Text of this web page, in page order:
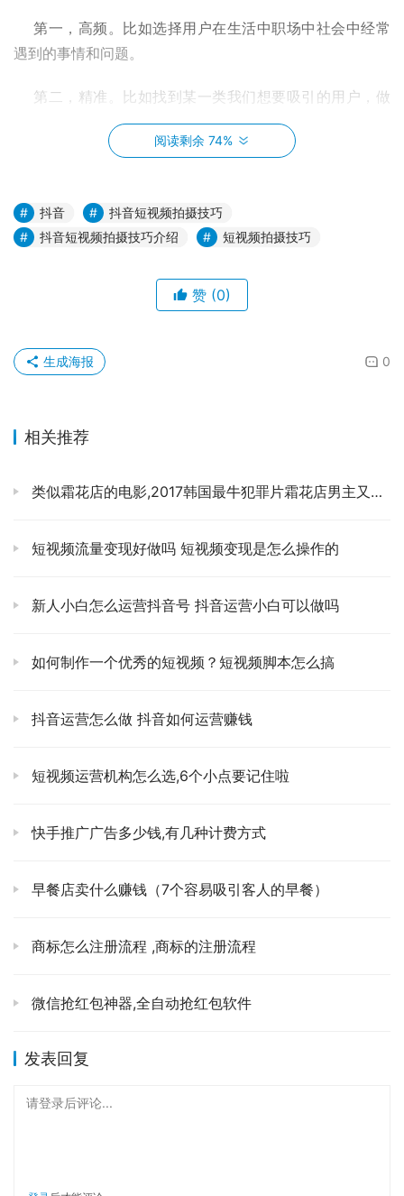
遇到的事情和问题。
出他们的用户画像，为他们量身定制选题。
    第四，行动成本。人性是贪婪的，降低用户做出选择的
4、短视频内容创作思路
    第一痛点要准，精准找到用户想要却得不到的内容，
到感动。
    第三，热点要紧，紧跟一鸣抖的热门话题，借力上热
    第四，奇点要新，少见的，独具创意的技术流、工艺
    第二新鲜炫酷类，用户看了就觉得好玩儿；
    第三情感共鸣类，用户看了能戳心；
6、爆款文案怎么做
爆款文案怎么做
阅读剩余 74%
抖音
抖音短视频拍摄技巧
抖音短视频拍摄技巧介绍
短视频拍摄技巧
赞 (0)
0
生成海报
相关推荐
类似霜花店的电影,2017韩国最牛犯罪片霜花店男主又一部力作
短视频流量变现好做吗 短视频变现是怎么操作的
新人小白怎么运营抖音号 抖音运营小白可以做吗
如何制作一个优秀的短视频？短视频脚本怎么搞
抖音运营怎么做 抖音如何运营赚钱
短视频运营机构怎么选,6个小点要记住啦
快手推广广告多少钱,有几种计费方式
早餐店卖什么赚钱（7个容易吸引客人的早餐）
商标怎么注册流程 ,商标的注册流程
微信抢红包神器,全自动抢红包软件
发表回复
请登录后评论...